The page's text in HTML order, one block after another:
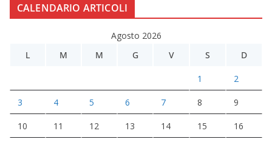
CALENDARIO ARTICOLI
Agosto 2026
L
M M G V S D
1 2
3 4 5 6 7 8 9
10 11 12 13 14 15 16